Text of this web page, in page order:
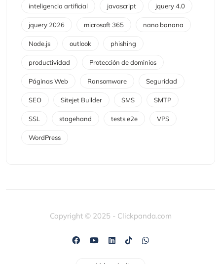
inteligencia artificial javascript jquery 4.0
jquery 2026 microsoft 365 nano banana
Node.js outlook phishing
productividad Protección de dominios
Páginas Web Ransomware Seguridad
SEO Sitejet Builder SMS SMTP
SSL stagehand tests e2e VPS
WordPress
Copyright © 2025 - Clickpanda.com